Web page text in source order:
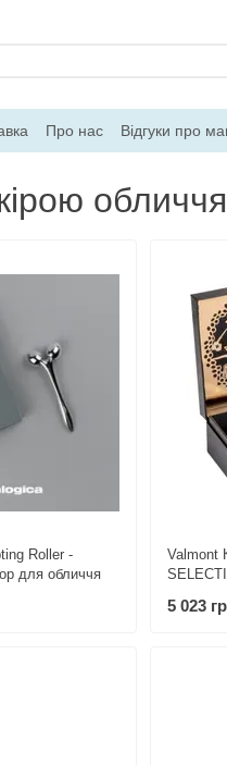
Про нас Відгуки про
обличчя
Roller -
для обличчя
Valmont
5 023